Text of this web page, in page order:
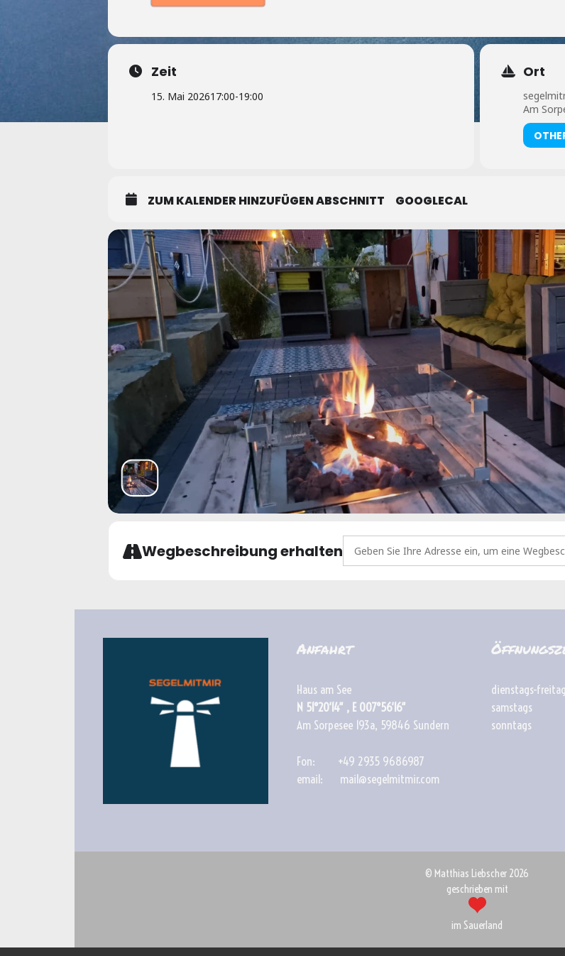
Zeit
15. Mai 202617:00-19:00
Ort
Am
ZUM KALENDER HINZUFÜGEN ABSCHNITT GOOGLECAL
Wegbeschreibung erhalten
Anfahrt
Haus am See
N 51°20′14″ , E 007°56′16″
Am Sorpesee 193a, 59846 Sundern
Fon: +49 2935 9686987
email: mail@segelmitmir.com
dienstags-
samstags
sonntags
© Matthias Liebscher 2026
geschrieben mit
im Sauerland